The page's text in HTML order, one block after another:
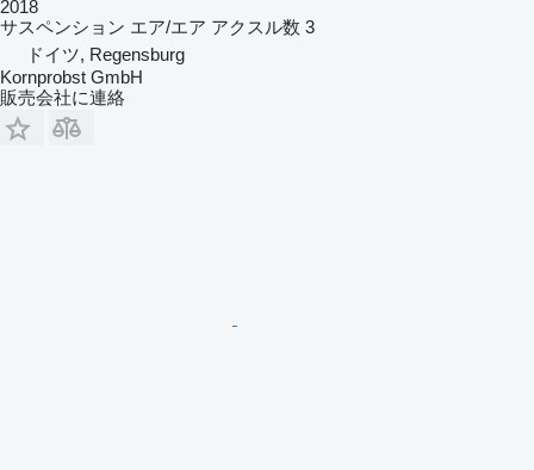
2018
サスペンション エア/エア アクスル数 3
ドイツ, Regensburg
Kornprobst GmbH
販売会社に連絡